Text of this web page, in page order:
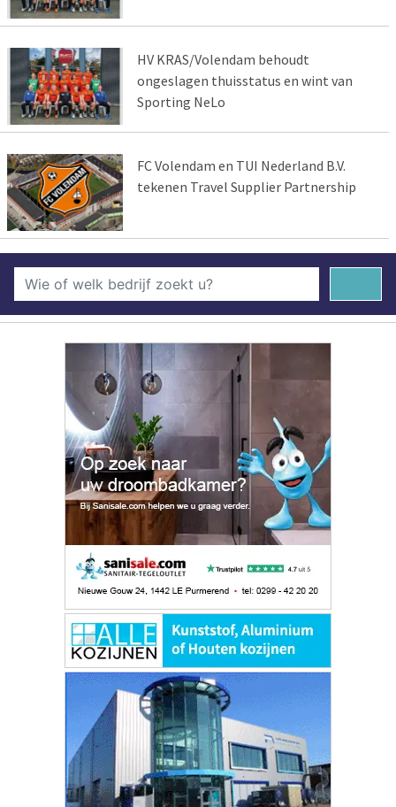
HV KRAS/Volendam behoudt
ongeslagen thuisstatus en wint van
Sporting NeLo
FC Volendam en TUI Nederland B.V.
tekenen Travel Supplier Partnership